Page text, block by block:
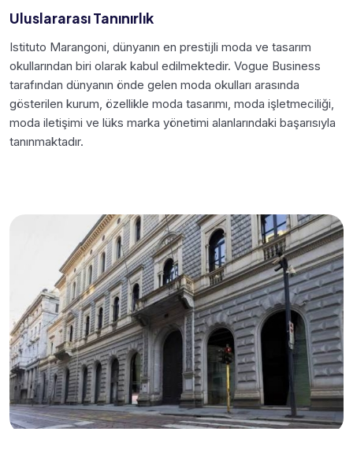
Uluslararası Tanınırlık
Istituto Marangoni, dünyanın en prestijli moda ve tasarım
okullarından biri olarak kabul edilmektedir. Vogue Business
tarafından dünyanın önde gelen moda okulları arasında
gösterilen kurum, özellikle moda tasarımı, moda işletmeciliği,
moda iletişimi ve lüks marka yönetimi alanlarındaki başarısıyla
tanınmaktadır.